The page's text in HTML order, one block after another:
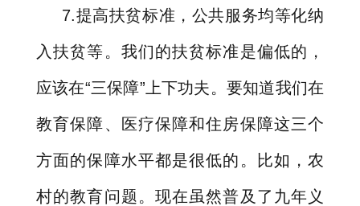
7.提高扶贫标准，公共服务均等化纳
入扶贫等。我们的扶贫标准是偏低的，
应该在“三保障” 上下功夫。要知道我们在
教育保障、医疗保障和住房保障这三个
方面的保障水平都是很低的。比如，农
村的教育问题。现在虽然普及了九年义